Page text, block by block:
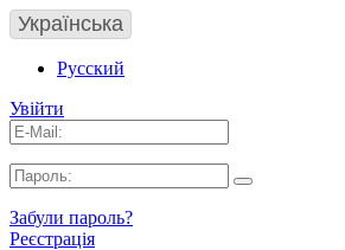
Українська
Русский
Увійти
Забули пароль?
Реєстрація